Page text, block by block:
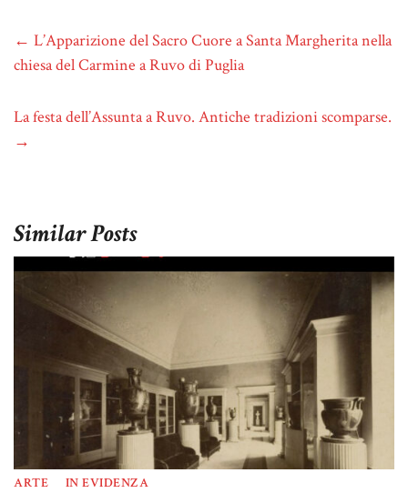
← L’Apparizione del Sacro Cuore a Santa Margherita nella
chiesa del Carmine a Ruvo di Puglia
La festa dell’Assunta a Ruvo. Antiche tradizioni scomparse.
→
Similar Posts
ARTE IN EVIDENZA